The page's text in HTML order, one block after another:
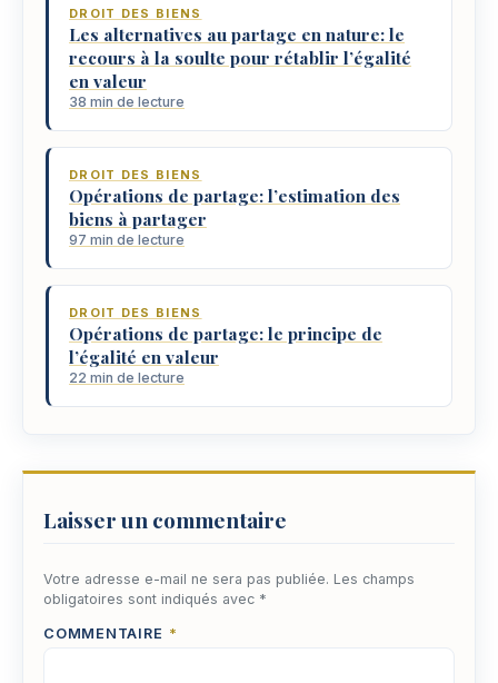
DROIT DES BIENS
Les alternatives au partage en nature: le
recours à la soulte pour rétablir l’égalité
en valeur
38 min de lecture
DROIT DES BIENS
Opérations de partage: l’estimation des
biens à partager
97 min de lecture
DROIT DES BIENS
Opérations de partage: le principe de
l’égalité en valeur
22 min de lecture
Laisser un commentaire
Votre adresse e-mail ne sera pas publiée. Les champs
obligatoires sont indiqués avec *
COMMENTAIRE *